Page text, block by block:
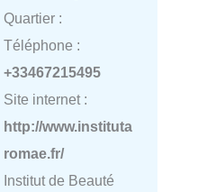
Quartier :
Téléphone :
+33467215495
Site internet :
http://www.instituta
romae.fr/
Institut de Beauté